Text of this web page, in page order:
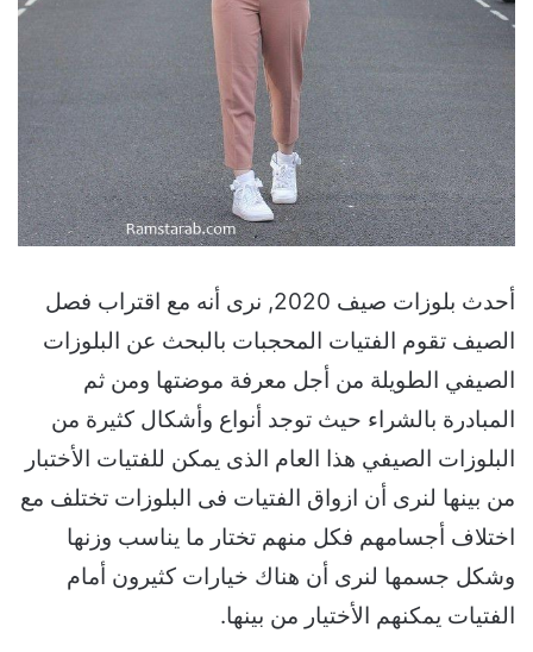
أحدث بلوزات صيف 2020, نرى أنه مع اقتراب فصل
الصيف تقوم الفتيات المحجبات بالبحث عن البلوزات
الصيفي الطويلة من أجل معرفة موضتها ومن ثم
المبادرة بالشراء حيث توجد أنواع وأشكال كثيرة من
البلوزات الصيفي هذا العام الذى يمكن للفتيات الأختبار
من بينها لنرى أن ازواق الفتيات فى البلوزات تختلف مع
اختلاف أجسامهم فكل منهم تختار ما يناسب وزنها
وشكل جسمها لنرى أن هناك خيارات كثيرون أمام
الفتيات يمكنهم الأختيار من بينها.